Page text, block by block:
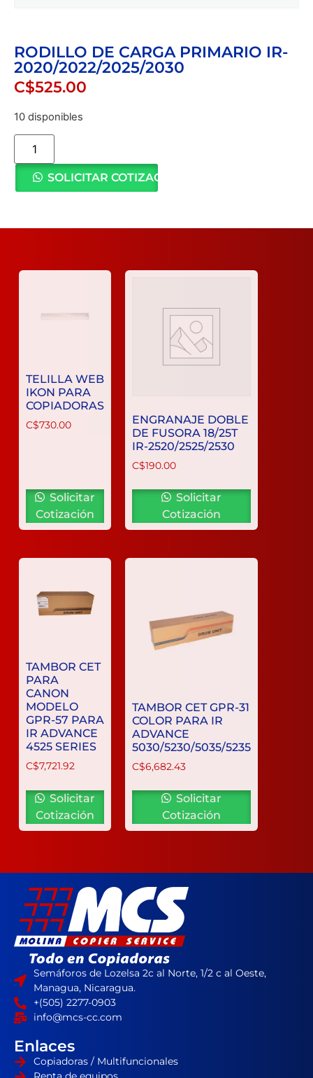
RODILLO DE CARGA PRIMARIO IR-
2020/2022/2025/2030
C$525.00
10 disponibles
SOLICITAR COTIZACIÓN
TELILLA WEB
IKON PARA
COPIADORAS
C$730.00
Solicitar
Cotización
ENGRANAJE DOBLE
DE FUSORA 18/25T
IR-2520/2525/2530
C$190.00
Solicitar
Cotización
TAMBOR CET
PARA
CANON
MODELO
GPR-57 PARA
IR ADVANCE
4525 SERIES
C$7,721.92
Solicitar
Cotización
TAMBOR CET GPR-31
COLOR PARA IR
ADVANCE
5030/5230/5035/5235
C$6,682.43
Solicitar
Cotización
Semáforos de Lozelsa 2c al Norte, 1/2 c al Oeste,
Managua, Nicaragua.
+(505) 2277-0903
info@mcs-cc.com
Enlaces
Copiadoras / Multifuncionales